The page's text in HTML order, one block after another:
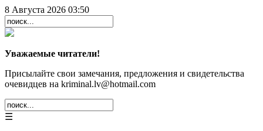
8 Августа 2026 03:50
Уважаемые читатели!
Присылайте свои замечания, предложения и свидетельства
очевидцев на kriminal.lv@hotmail.com
☰